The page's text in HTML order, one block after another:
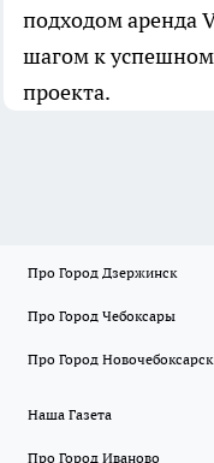
подходом аренда
шагом к
проекта.
Про Город Дзержинск
Про Город Чебоксары
Про Город Новочебоксарск
Наша Газета
Про Город Иваново